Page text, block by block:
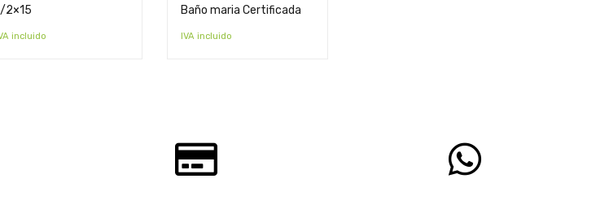
2×15
incluido
Baño maria Certificada
IVA incluido